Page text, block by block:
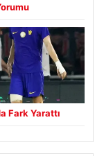
Fark Yarattı